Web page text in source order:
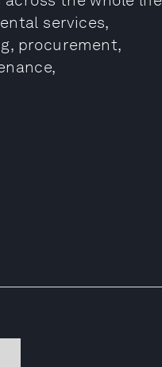
services,
procurement,